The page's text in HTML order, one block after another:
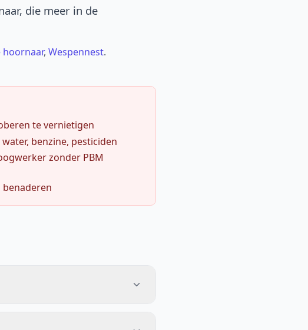
die meer in de
hoornaar, Wespennest.
te vernietigen
benzine, pesticiden
zonder PBM
benaderen